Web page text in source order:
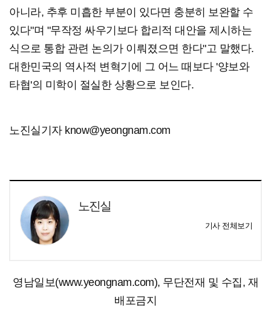
아니라, 추후 미흡한 부분이 있다면 충분히 보완할 수
있다"며 "무작정 싸우기보다 합리적 대안을 제시하는
식으로 통합 관련 논의가 이뤄졌으면 한다"고 말했다.
대한민국의 역사적 변혁기에 그 어느 때보다 '양보와
타협'의 미학이 절실한 상황으로 보인다.
노진실기자 know@yeongnam.com
노진실
기사 전체보기
영남일보(www.yeongnam.com), 무단전재 및 수집, 재
배포금지